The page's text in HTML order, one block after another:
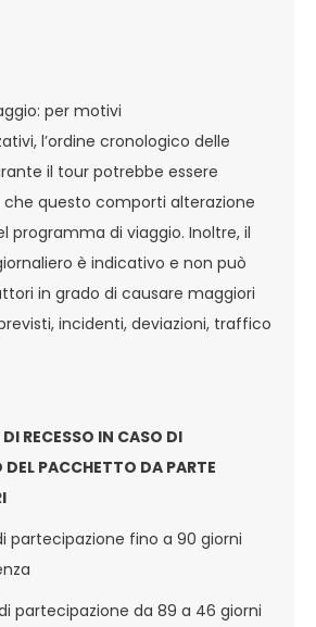
per motivi
l’ordine cronologico delle
il tour potrebbe essere
questo comporti alterazione
programma di viaggio. Inoltre, il
è indicativo e non può
in grado di causare maggiori
incidenti, deviazioni, traffico
RECESSO IN CASO DI
PACCHETTO DA PARTE
partecipazione fino a 90 giorni
partecipazione da 89 a 46 giorni